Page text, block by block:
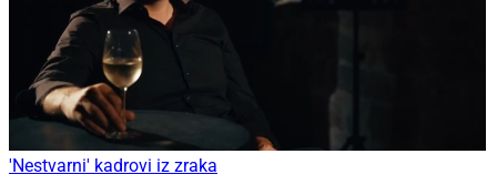
'Nestvarni' kadrovi iz zraka